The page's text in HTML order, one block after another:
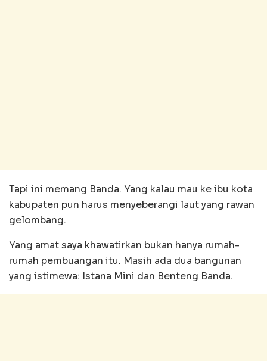
Tapi ini memang Banda. Yang kalau mau ke ibu kota
kabupaten pun harus menyeberangi laut yang rawan
gelombang.
Yang amat saya khawatirkan bukan hanya rumah-
rumah pembuangan itu. Masih ada dua bangunan
yang istimewa: Istana Mini dan Benteng Banda.